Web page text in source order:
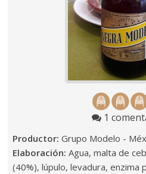
1
Productor: Grupo Modelo -
Elaboración: Agua, malta de
(40%), lúpulo, levadura, enzima